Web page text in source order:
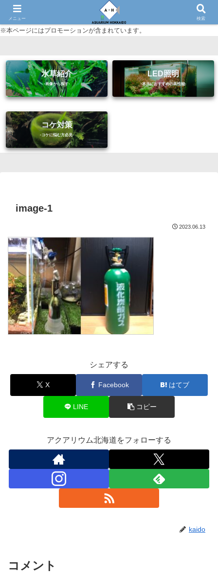
初心者に優しいアクアリウム（熱帯魚・水草等）情報サイト
※本ページにはプロモーションが含まれています。
水草紹介 LED照明
コケ対策
image-1
2023.06.13
シェアする
X Facebook はてブ
LINE コピー
アクアリウム北海道をフォローする
kaido
コメント
メニュー 検索